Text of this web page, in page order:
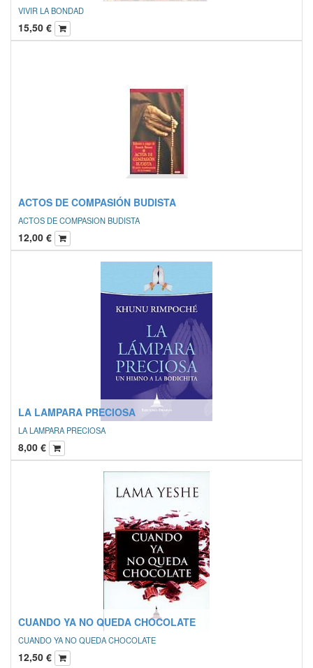
VIVIR LA BONDAD
15,50 €
ACTOS DE COMPASIÓN BUDISTA
ACTOS DE COMPASION BUDISTA
12,00 €
LA LAMPARA PRECIOSA
LA LAMPARA PRECIOSA
8,00 €
CUANDO YA NO QUEDA CHOCOLATE
CUANDO YA NO QUEDA CHOCOLATE
12,50 €